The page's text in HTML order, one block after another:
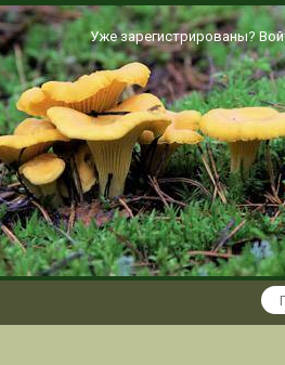
Уже зарегистрированы?